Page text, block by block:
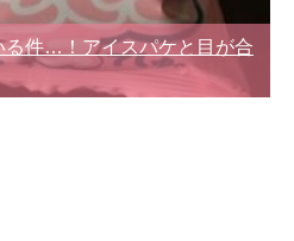
る件…！アイスパケと目が合